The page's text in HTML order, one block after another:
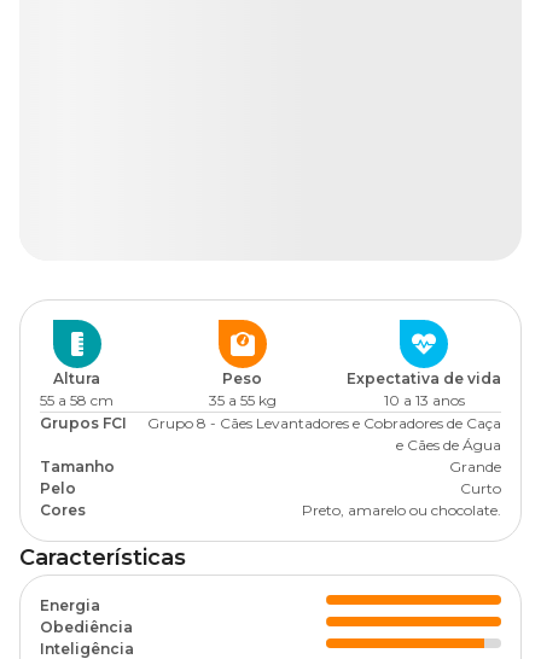
Altura
55 a 58 cm
Peso
35 a 55 kg
Expectativa de vida
10 a 13 anos
Grupos FCI
Grupo 8 - Cães Levantadores e Cobradores de Caça
e Cães de Água
Tamanho
Grande
Pelo
Curto
Cores
Preto, amarelo ou chocolate.
Características
Energia
Obediência
Inteligência